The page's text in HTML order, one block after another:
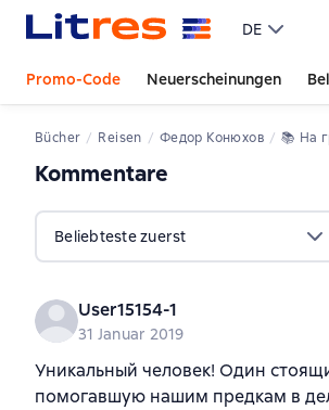
DE
Promo-Code Neuerscheinungen
Bücher Reisen Федор Конюхов 📚 На
Kommentare
Beliebteste zuerst
User15154-1
31 Januar 2019
Уникальный человек! Один
помогавшую нашим предкам в